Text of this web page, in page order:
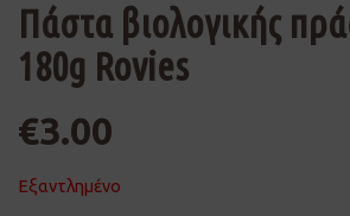
Πάστα βιολογικής
180g Rovies
€3.00
Εξαντλημένο